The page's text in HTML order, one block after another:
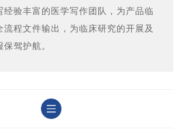
经验丰富的医学写作团队，为产品临
流程文件输出，为临床研究的开展及
驾护航。